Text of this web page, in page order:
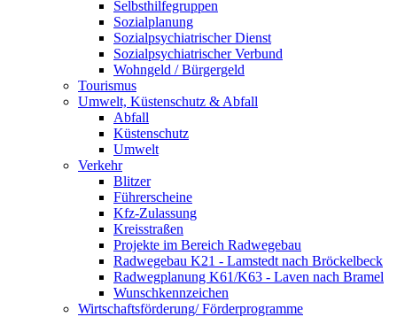
Selbsthilfegruppen
Sozialplanung
Sozialpsychiatrischer Dienst
Sozialpsychiatrischer Verbund
Wohngeld / Bürgergeld
Tourismus
Umwelt, Küstenschutz & Abfall
Abfall
Küstenschutz
Umwelt
Verkehr
Blitzer
Führerscheine
Kfz-Zulassung
Kreisstraßen
Projekte im Bereich Radwegebau
Radwegebau K21 - Lamstedt nach Bröckelbeck
Radwegplanung K61/K63 - Laven nach Bramel
Wunschkennzeichen
Wirtschaftsförderung/ Förderprogramme